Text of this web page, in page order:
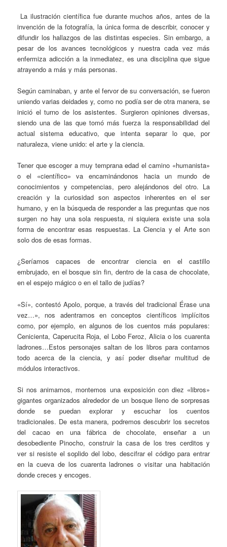
La ilustración científica fue durante muchos años, antes de la
invención de la fotografía, la única forma de describir, conocer y
difundir los hallazgos de las distintas especies. Sin embargo, a
pesar de los avances tecnológicos y nuestra cada vez más
enfermiza adicción a la inmediatez, es una disciplina que sigue
atrayendo a más y más personas.
Según caminaban, y ante el fervor de su conversación, se fueron
uniendo varias deidades y, como no podía ser de otra manera, se
inició el turno de los asistentes. Surgieron opiniones diversas,
siendo una de las que tomó más fuerza la responsabilidad del
actual sistema educativo, que intenta separar lo que, por
naturaleza, viene unido: el arte y la ciencia.
Tener que escoger a muy temprana edad el camino «humanista»
o el «científico» va encaminándonos hacia un mundo de
conocimientos y competencias, pero alejándonos del otro. La
creación y la curiosidad son aspectos inherentes en el ser
humano, y en la búsqueda de responder a las preguntas que nos
surgen no hay una sola respuesta, ni siquiera existe una sola
forma de encontrar esas respuestas. La Ciencia y el Arte son
solo dos de esas formas.
¿Seríamos capaces de encontrar ciencia en el castillo
embrujado, en el bosque sin fin, dentro de la casa de chocolate,
en el espejo mágico o en el tallo de judías?
«Sí», contestó Apolo, porque, a través del tradicional Érase una
vez…», nos adentramos en conceptos científicos implícitos
como, por ejemplo, en algunos de los cuentos más populares:
Cenicienta, Caperucita Roja, el Lobo Feroz, Alicia o los cuarenta
ladrones…Estos personajes saltan de los libros para contarnos
todo acerca de la ciencia, y así poder diseñar multitud de
módulos interactivos.
Si nos animamos, montemos una exposición con diez «libros»
gigantes organizados alrededor de un bosque lleno de sorpresas
donde se puedan explorar y escuchar los cuentos
tradicionales. De esta manera, podremos descubrir los secretos
del cacao en una fábrica de chocolate, enseñar a un
desobediente Pinocho, construir la casa de los tres cerditos y
ver si resiste el soplido del lobo, descifrar el código para entrar
en la cueva de los cuarenta ladrones o visitar una habitación
donde creces y encoges.